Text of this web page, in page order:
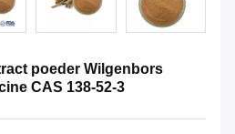
poeder Wilgenbors
CAS 138-52-3